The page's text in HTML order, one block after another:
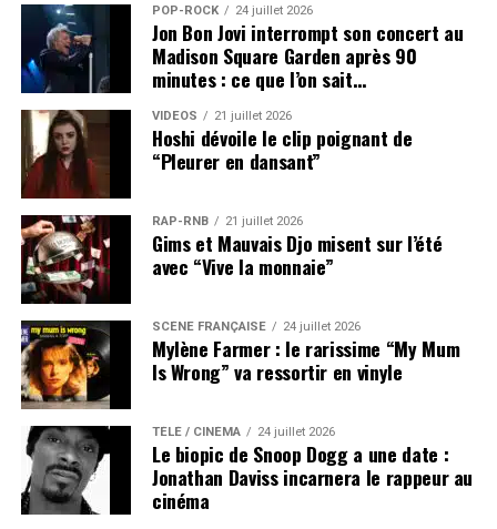
POP-ROCK 24 juillet 2026
Jon Bon Jovi interrompt son concert au
Madison Square Garden après 90
minutes : ce que l’on sait…
VIDEOS 21 juillet 2026
Hoshi dévoile le clip poignant de
“Pleurer en dansant”
RAP-RNB 21 juillet 2026
Gims et Mauvais Djo misent sur l’été
avec “Vive la monnaie”
SCÈNE FRANÇAISE 24 juillet 2026
Mylène Farmer : le rarissime “My Mum
Is Wrong” va ressortir en vinyle
TÉLÉ / CINÉMA 24 juillet 2026
Le biopic de Snoop Dogg a une date :
Jonathan Daviss incarnera le rappeur au
cinéma